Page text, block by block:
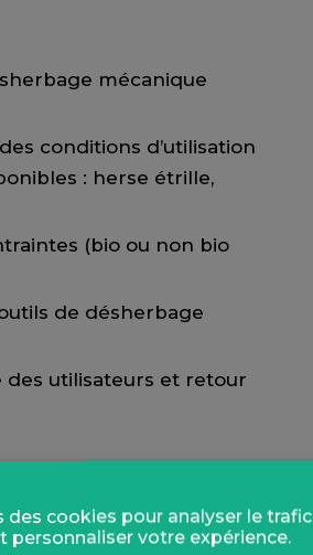
mécanique
conditions d’utilisation
: herse étrille,
(bio ou non bio
de désherbage
des utilisateurs et retour
des cookies pour analyser le trafic
personnaliser votre expérience.